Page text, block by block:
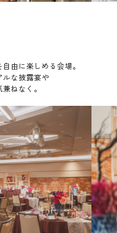
由に楽しめる会場。
な披露宴や
ねなく。